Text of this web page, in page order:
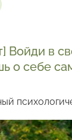
Войди в
о себе